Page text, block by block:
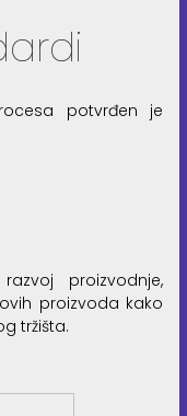
potvrđen je
proizvodnje,
proizvoda kako
tržišta.